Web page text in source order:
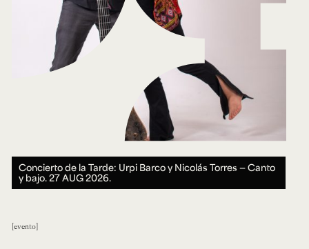
Concierto de la Tarde: Urpi Barco y Nicolás Torres — Canto
y bajo.27 AUG 2026.
evento